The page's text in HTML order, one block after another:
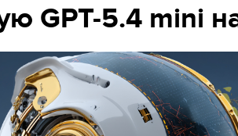
GPT-5.4 mini